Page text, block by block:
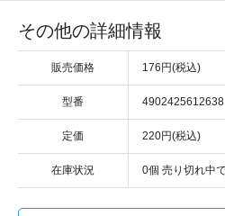
その他の詳細情報
販売価格 176円(税込)
型番 4902425612638
定価 220円(税込)
在庫状況 0個 売り切れ中